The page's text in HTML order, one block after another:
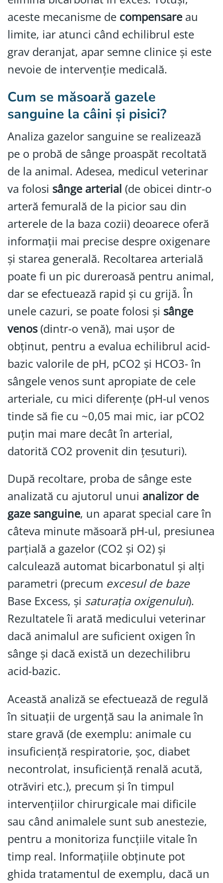
aceste mecanisme de compensareau
limite, iar atunci când echilibrul este
grav deranjat, apar semne clinice și este
nevoie de intervenție medicală.
Cum se măsoară gazele
sanguine la câini și pisici?
Analiza gazelor sanguine se realizează
pe o probă de sânge proaspăt recoltată
de la animal. Adesea, medicul veterinar
va folosi sânge arterial (de obicei dintr-o
arteră femurală de la picior sau din
arterele de la baza cozii) deoarece oferă
informații mai precise despre oxigenare
și starea generală. Recoltarea arterială
poate fi un pic dureroasă pentru animal,
dar se efectuează rapid și cu grijă. În
unele cazuri, se poate folosi și sânge
venos(dintr-o venă), mai ușor de
obținut, pentru a evalua echilibrul acid-
bazic valorile de pH, pCO2 și HCO3- în
sângele venos sunt apropiate de cele
arteriale, cu mici diferențe (pH-ul venos
tinde să fie cu ~0,05 mai mic, iar pCO2
puțin mai mare decât în arterial,
datorită CO2 provenit din țesuturi).
După recoltare, proba de sânge este
analizată cu ajutorul unui analizor de
gaze sanguine, un aparat special care în
câteva minute măsoară pH-ul, presiunea
parțială a gazelor (CO2 și O2) și
calculează automat bicarbonatul și alți
parametri (precum excesul de baze
Base Excess, și saturația oxigenului).
Rezultatele îi arată medicului veterinar
dacă animalul are suficient oxigen în
sânge și dacă există un dezechilibru
acid-bazic.
Această analiză se efectuează de regulă
în situații de urgență sau la animale în
stare gravă (de exemplu: animale cu
insuficiență respiratorie, șoc, diabet
necontrolat, insuficiență renală acută,
otrăviri etc.), precum și în timpul
intervențiilor chirurgicale mai dificile
sau când animalele sunt sub anestezie,
pentru a monitoriza funcțiile vitale în
timp real. Informațiile obținute pot
ghida tratamentul de exemplu, dacă un